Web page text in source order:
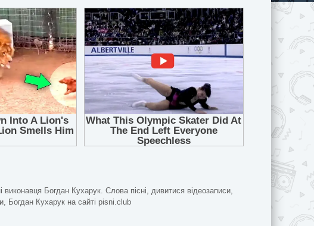
виконавця Богдан Кухарук. Слова пісні, дивитися відеозаписи,
Богдан Кухарук на сайті pisni.club